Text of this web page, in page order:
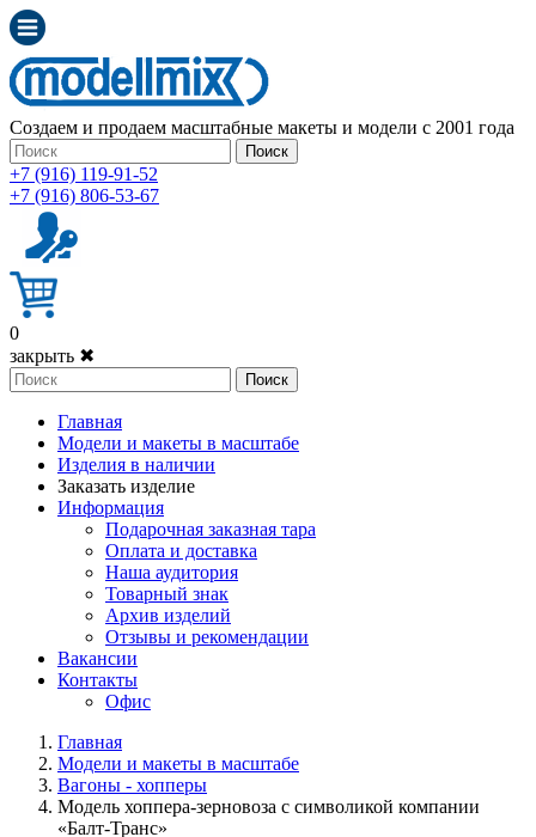
Создаем и продаем масштабные макеты и модели с 2001 года
Поиск
+7 (916) 119-91-52
+7 (916) 806-53-67
0
закрыть ✖
Поиск
Главная
Модели и макеты в масштабе
Изделия в наличии
Заказать изделие
Информация
Подарочная заказная тара
Оплата и доставка
Наша аудитория
Товарный знак
Архив изделий
Отзывы и рекомендации
Вакансии
Контакты
Офис
Главная
Модели и макеты в масштабе
Вагоны - хопперы
Модель хоппера-зерновоза с символикой компании
«Балт-Транс»